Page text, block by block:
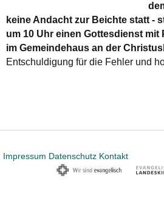
keine Andacht zur Beichte statt -
um 10 Uhr einen Gottesdienst
im Gemeindehaus an der
Entschuldigung für die Fehler und
Impressum Datenschutz Kontakt